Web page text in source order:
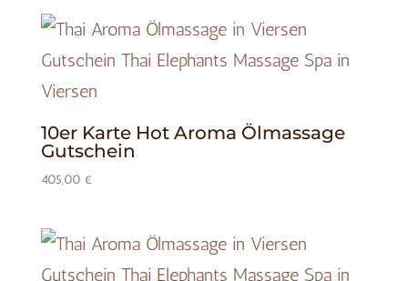
10er Karte Hot Aroma Ölmassage
Gutschein
405,00 €